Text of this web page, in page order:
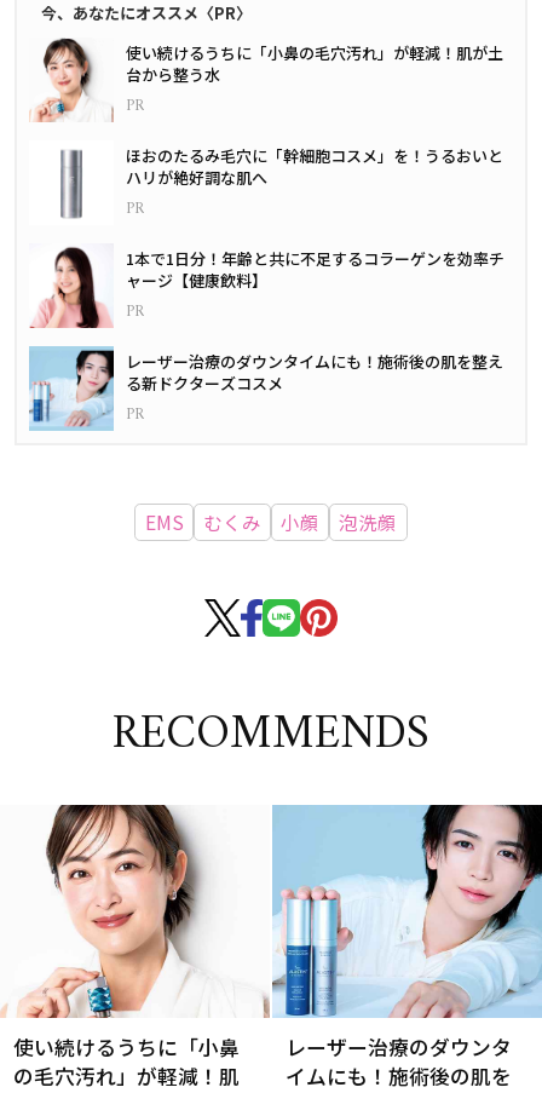
今、あなたにオススメ〈PR〉
使い続けるうちに「小鼻の毛穴汚れ」が軽減！肌が土
台から整う水
ほおのたるみ毛穴に「幹細胞コスメ」を！うるおいと
ハリが絶好調な肌へ
1本で1日分！年齢と共に不足するコラーゲンを効率チ
ャージ【健康飲料】
レーザー治療のダウンタイムにも！施術後の肌を整え
る新ドクターズコスメ
EMS むくみ 小顔 泡洗顔
RECOMMENDS
使い続けるうちに「小鼻
の毛穴汚れ」が軽減！肌
レーザー治療のダウンタ
イムにも！施術後の肌を